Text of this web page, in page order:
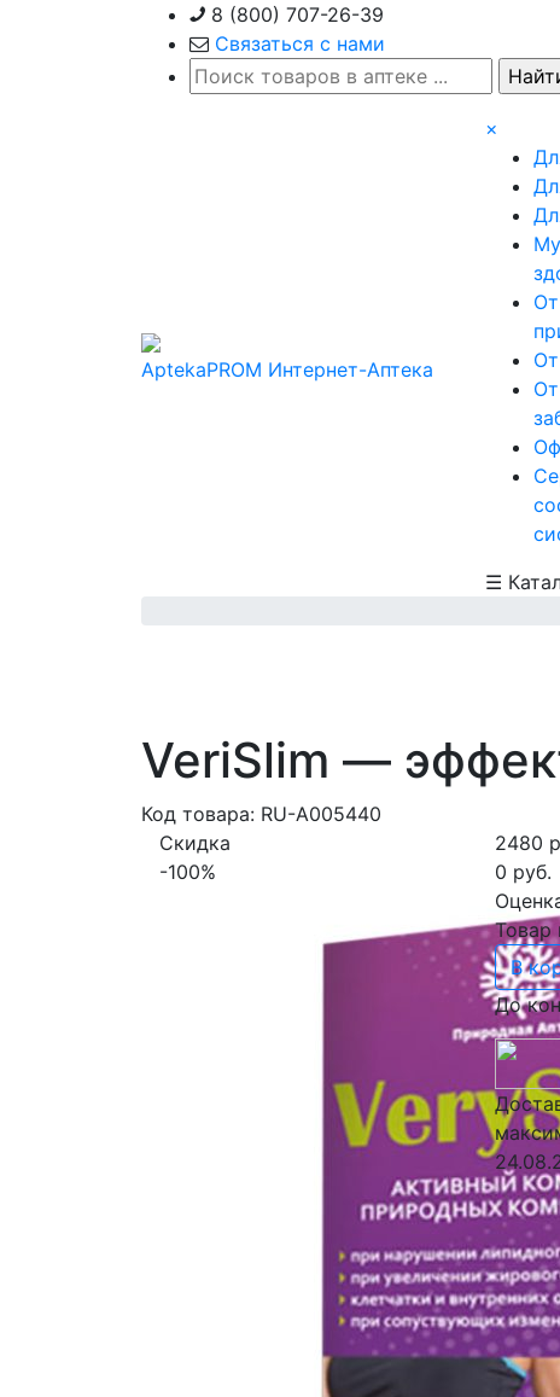
8 (800) 707-26-39
Связаться с нами
AptekaPROM Интернет-Аптека
×
☰
VeriSlim —
Код товара: RU-A005440
Скидка
-100%
2480
0 руб.
Товар
В
До